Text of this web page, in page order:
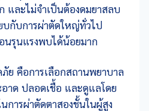
และไม่จำเป็นต้องดมยาสลบ
บกับการผ่าตัดใหญ่ทั่วไป
นรุนแรงพบได้น้อยมาก
ย คือการเลือกสถานพยาบาล
าด ปลอดเชื้อ และดูแลโดย
ารผ่าตัดตาสองชั้นในผู้สูง